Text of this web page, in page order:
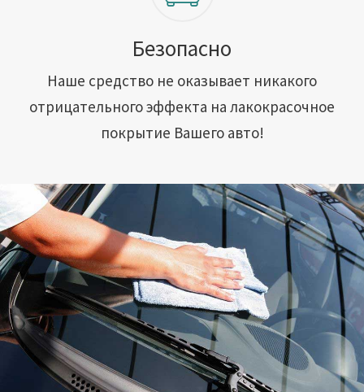
Безопасно
Наше средство не оказывает никакого
отрицательного эффекта на лакокрасочное
покрытие Вашего авто!